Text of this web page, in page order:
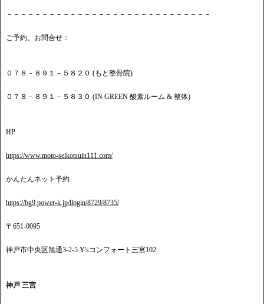
－－－－－－－－－－－－－－－－－－－－－－－－－－－－－
ご予約、お問合せ：
０７８－８９１－５８２０ (もと整骨院)
０７８－８９１－５８３０ (IN GREEN 酸素ルーム & 整体)
HP
https://www.moto-seikotsuin111.com/
かんたんネット予約
https://bg9.power-k.jp/llogin/8729/8735/
〒651-0095
神戸市中央区旭通3-2-5 Y'sコンフォート三宮102
神戸 三宮